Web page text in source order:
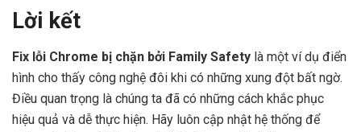
Lời kết
Fix lỗi Chrome bị chặn bởi Family Safety là một ví dụ điển
hình cho thấy công nghệ đôi khi có những xung đột bất ngờ.
Điều quan trọng là chúng ta đã có những cách khắc phục
hiệu quả và dễ thực hiện. Hãy luôn cập nhật hệ thống để